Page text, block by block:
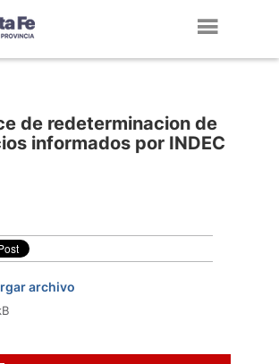
de redeterminacion de
informados por INDEC
archivo